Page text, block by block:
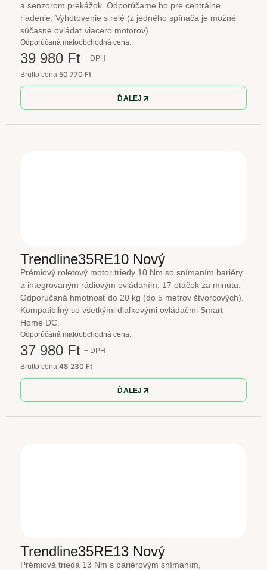
a senzorom prekážok. Odporúčame ho pre centrálne
riadenie. Vyhotovenie s relé (z jedného spínača je možné
súčasne ovládať viacero motorov)
Odporúčaná maloobchodná cena:
39 980 Ft + DPH
Brutto cena:50 770 Ft
ĎALEJ
Trendline35RE10 Nový
Prémiový roletový motor triedy 10 Nm so snímaním bariéry
a integrovaným rádiovým ovládaním. 17 otáčok za minútu.
Odporúčaná hmotnosť do 20 kg (do 5 metrov štvorcových).
Kompatibilný so všetkými diaľkovými ovládačmi Smart-
Home DC.
Odporúčaná maloobchodná cena:
37 980 Ft + DPH
Brutto cena:48 230 Ft
ĎALEJ
Trendline35RE13 Nový
Prémiová trieda 13 Nm s bariérovým snímaním,